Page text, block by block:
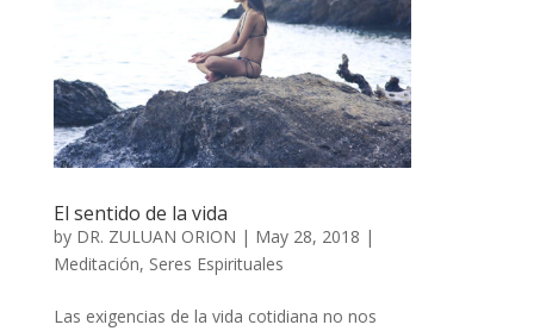
El sentido de la vida
by DR. ZULUAN ORION | May 28, 2018 |
Meditación, Seres Espirituales
Las exigencias de la vida cotidiana no nos